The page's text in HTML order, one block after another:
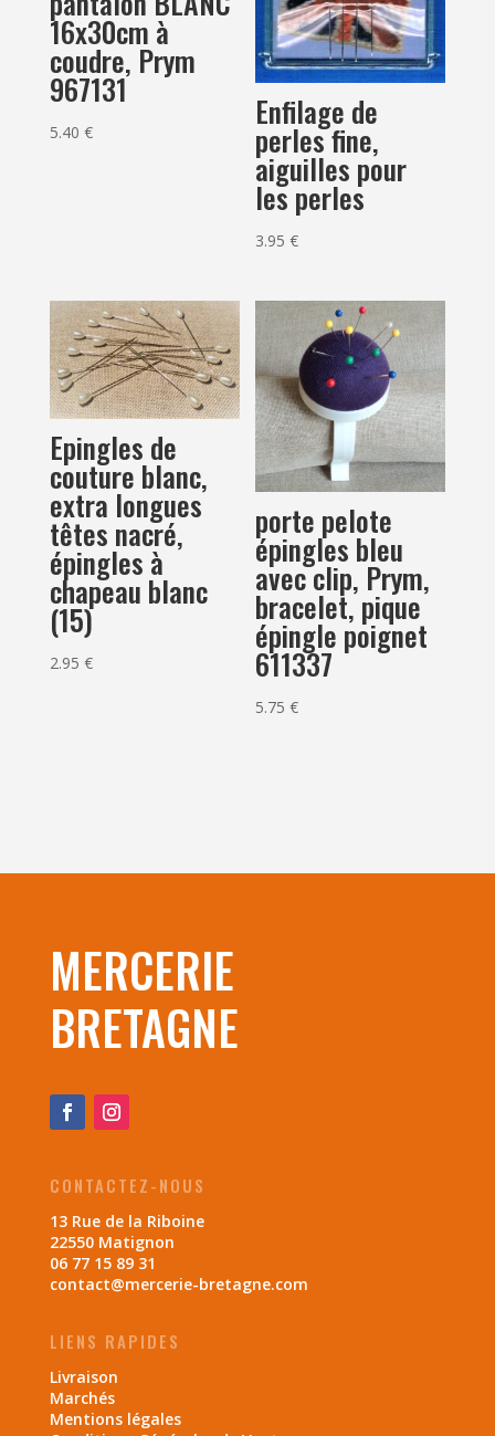
16x30cm à
coudre, Prym
967131
5.40 € Enfilage de
perles fine,
aiguilles pour
les perles
3.95€
Epingles de
couture blanc,
extra longues
têtes nacré,
épingles à
chapeau blanc
(15)
2.95 €
porte pelote
épingles bleu
avec clip, Prym,
bracelet, pique
épingle poignet
611337
5.75€
MERCERIE
BRETAGNE
CONTACTEZ-NOUS
13 Rue de la Riboine
22550 Matignon
06 77 15 89 31
contact@mercerie-bretagne.com
LIENS RAPIDES
Livraison
Marchés
Mentions légales